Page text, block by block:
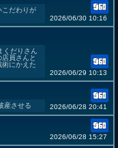
こだわりが
2026/06/30 10:16
くだりさん
員さんと
にかえた
2026/06/29 10:13
産させる 2026/06/28 20:41
2026/06/28 15:27